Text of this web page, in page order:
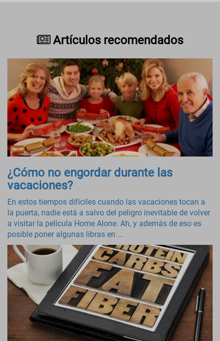
Artículos recomendados
¿Cómo no engordar durante las
vacaciones?
En estos tiempos difíciles cuando las vacaciones tocan a
la puerta, nadie está a salvo del peligro inevitable de volver
a visitar la película Home Alone. Ah, y además de eso es
posible poner algunas libras en ...